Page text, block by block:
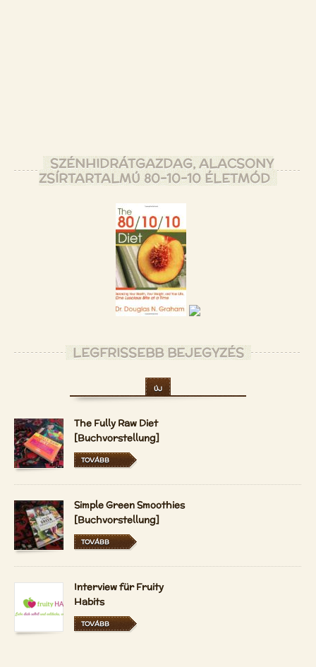
SZÉNHIDRÁTGAZDAG, ALACSONY
ZSÍRTARTALMÚ 80-10-10 ÉLETMÓD
LEGFRISSEBB BEJEGYZÉS
ÚJ
The Fully Raw Diet
[Buchvorstellung]
TOVÁBB
Simple Green Smoothies
[Buchvorstellung]
TOVÁBB
Interview für Fruity
Habits
TOVÁBB